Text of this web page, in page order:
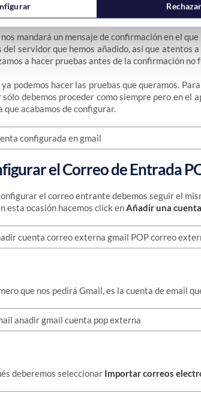
mandará un mensaje de confirmación en el que
del servidor que hemos añadido, así que atentos
a hacer pruebas antes de la confirmación no
podemos hacer las pruebas que queramos.
sólo debemos proceder como siempre pero en el
que acabamos de configurar.
el Correo de Entrada
el correo entrante debemos seguir el
esta ocasión hacemos click enAñadir una
que nos pedirá Gmail, es la cuenta de email
deberemos seleccionar Importar correos
Rechazar